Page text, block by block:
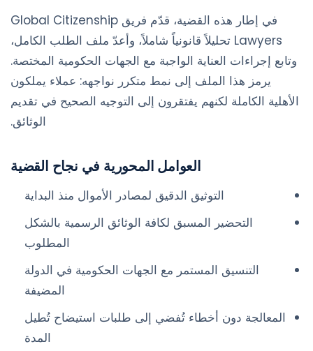
في إطار هذه القضية، قدّم فريق Global Citizenship
Lawyers تحليلاً قانونياً شاملاً، وأعدّ ملف الطلب الكامل،
وتابع إجراءات العناية الواجبة مع الجهات الحكومية المختصة.
يرمز هذا الملف إلى نمط متكرر نواجهه: عملاء يملكون
الأهلية الكاملة لكنهم يفتقرون إلى التوجيه الصحيح في تقديم
الوثائق.
العوامل المحورية في نجاح القضية
التوثيق الدقيق لمصادر الأموال منذ البداية
التحضير المسبق لكافة الوثائق الرسمية بالشكل
المطلوب
التنسيق المستمر مع الجهات الحكومية في الدولة
المضيفة
المعالجة دون أخطاء تُفضي إلى طلبات استيضاح تُطيل
المدة